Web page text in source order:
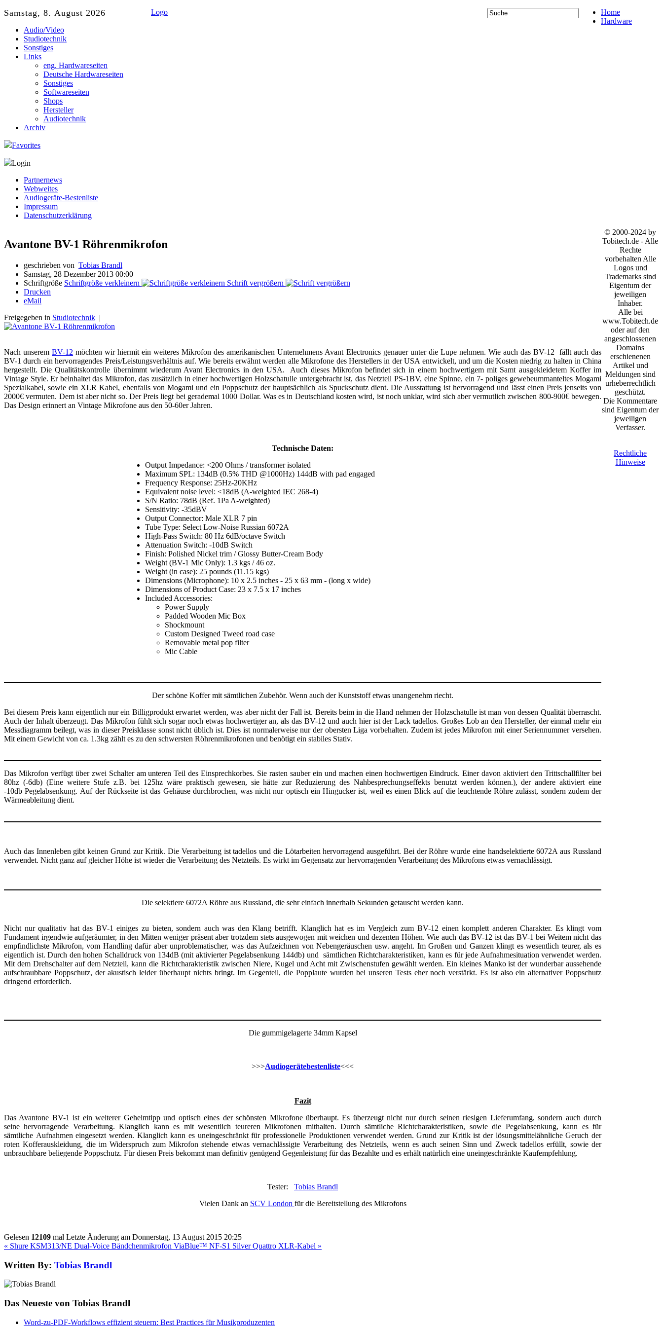
Samstag, 8. August 2026 Logo
Home
Hardware
Audio/Video
Studiotechnik
Sonstiges
Links
eng. Hardwareseiten
Deutsche Hardwareseiten
Sonstiges
Softwareseiten
Shops
Hersteller
Audiotechnik
Archiv
Favorites
Login
Partnernews
Webweites
Audiogeräte-Bestenliste
Impressum
Datenschutzerklärung
Avantone BV-1 Röhrenmikrofon
geschrieben von Tobias Brandl
Samstag, 28 Dezember 2013 00:00
Schriftgröße Schriftgröße verkleinern
Schrift vergrößern
Drucken
eMail
Freigegeben in Studiotechnik |
Nach unseremBV-12 möchten wir hiermit ein weiteres Mikrofon des amerikanischen Unternehmens Avant Electronics genauer unter die Lupe nehmen. Wie auch das BV-12 fällt auch das
BV-1 durch ein hervorragendes Preis/Leistungsverhältnis auf. Wie bereits erwähnt werden alle Mikrofone des Herstellers in der USA entwickelt, und um die Kosten niedrig zu halten in China
hergestellt. Die Qualitätskontrolle übernimmt wiederum Avant Electronics in den USA. Auch dieses Mikrofon befindet sich in einem hochwertigem mit Samt ausgekleidetem Koffer im
Vintage Style. Er beinhaltet das Mikrofon, das zusätzlich in einer hochwertigen Holzschatulle untergebracht ist, das Netzteil PS-1BV, eine Spinne, ein 7- poliges gewebeummanteltes Mogami
Spezialkabel, sowie ein XLR Kabel, ebenfalls von Mogami und ein Poppschutz der hauptsächlich als Spuckschutz dient. Die Ausstattung ist hervorragend und lässt einen Preis jenseits von
2000€ vermuten. Dem ist aber nicht so. Der Preis liegt bei gerademal 1000 Dollar. Was es in Deutschland kosten wird, ist noch unklar, wird sich aber vermutlich zwischen 800-900€ bewegen.
Das Design erinnert an Vintage Mikrofone aus den 50-60er Jahren.
Technische Daten:
Output Impedance: <200 Ohms / transformer isolated
Maximum SPL: 134dB (0.5% THD @1000Hz) 144dB with pad engaged
Frequency Response: 25Hz-20KHz
Equivalent noise level: <18dB (A-weighted IEC 268-4)
S/N Ratio: 78dB (Ref. 1Pa A-weighted)
Sensitivity: -35dBV
Output Connector: Male XLR 7 pin
Tube Type: Select Low-Noise Russian 6072A
High-Pass Switch: 80 Hz 6dB/octave Switch
Attenuation Switch: -10dB Switch
Finish: Polished Nickel trim / Glossy Butter-Cream Body
Weight (BV-1 Mic Only): 1.3 kgs / 46 oz.
Weight (in case): 25 pounds (11.15 kgs)
Dimensions (Microphone): 10 x 2.5 inches - 25 x 63 mm - (long x wide)
Dimensions of Product Case: 23 x 7.5 x 17 inches
Included Accessories:
Power Supply
Padded Wooden Mic Box
Shockmount
Custom Designed Tweed road case
Removable metal pop filter
Mic Cable
Der schöne Koffer mit sämtlichen Zubehör. Wenn auch der Kunststoff etwas unangenehm riecht.
Bei diesem Preis kann eigentlich nur ein Billigprodukt erwartet werden, was aber nicht der Fall ist. Bereits beim in die Hand nehmen der Holzschatulle ist man von dessen Qualität überrascht.
Auch der Inhalt überzeugt. Das Mikrofon fühlt sich sogar noch etwas hochwertiger an, als das BV-12 und auch hier ist der Lack tadellos. Großes Lob an den Hersteller, der einmal mehr ein
Messdiagramm beilegt, was in dieser Preisklasse sonst nicht üblich ist. Dies ist normalerweise nur der obersten Liga vorbehalten. Zudem ist jedes Mikrofon mit einer Seriennummer versehen.
Mit einem Gewicht von ca. 1.3kg zählt es zu den schwersten Röhrenmikrofonen und benötigt ein stabiles Stativ.
Das Mikrofon verfügt über zwei Schalter am unteren Teil des Einsprechkorbes. Sie rasten sauber ein und machen einen hochwertigen Eindruck. Einer davon aktiviert den Trittschallfilter bei
80hz (-6db) (Eine weitere Stufe z.B. bei 125hz wäre praktisch gewesen, sie hätte zur Reduzierung des Nahbesprechungseffekts benutzt werden können.), der andere aktiviert eine
-10db Pegelabsenkung. Auf der Rückseite ist das Gehäuse durchbrochen, was nicht nur optisch ein Hingucker ist, weil es einen Blick auf die leuchtende Röhre zulässt, sondern zudem der
Wärmeableitung dient.
Auch das Innenleben gibt keinen Grund zur Kritik. Die Verarbeitung ist tadellos und die Lötarbeiten hervorragend ausgeführt. Bei der Röhre wurde eine handselektierte 6072A aus Russland
verwendet. Nicht ganz auf gleicher Höhe ist wieder die Verarbeitung des Netzteils. Es wirkt im Gegensatz zur hervorragenden Verarbeitung des Mikrofons etwas vernachlässigt.
Die selektiere 6072A Röhre aus Russland, die sehr einfach innerhalb Sekunden getauscht werden kann.
Nicht nur qualitativ hat das BV-1 einiges zu bieten, sondern auch was den Klang betrifft. Klanglich hat es im Vergleich zum BV-12 einen komplett anderen Charakter. Es klingt vom
Fundament irgendwie aufgeräumter, in den Mitten weniger präsent aber trotzdem stets ausgewogen mit weichen und dezenten Höhen. Wie auch das BV-12 ist das BV-1 bei Weitem nicht das
empfindlichste Mikrofon, vom Handling dafür aber unproblematischer, was das Aufzeichnen von Nebengeräuschen usw. angeht. Im Großen und Ganzen klingt es wesentlich teurer, als es
eigentlich ist. Durch den hohen Schalldruck von 134dB (mit aktivierter Pegelabsenkung 144db) und sämtlichen Richtcharakteristiken, kann es für jede Aufnahmesituation verwendet werden.
Mit dem Drehschalter auf dem Netzteil, kann die Richtcharakteristik zwischen Niere, Kugel und Acht mit Zwischenstufen gewählt werden. Ein kleines Manko ist der wunderbar aussehende
aufschraubbare Poppschutz, der akustisch leider überhaupt nichts bringt. Im Gegenteil, die Popplaute wurden bei unseren Tests eher noch verstärkt. Es ist also ein alternativer Poppschutz
dringend erforderlich.
Die gummigelagerte 34mm Kapsel
>>>Audiogerätebestenliste<<<
Fazit
Das Avantone BV-1 ist ein weiterer Geheimtipp und optisch eines der schönsten Mikrofone überhaupt. Es überzeugt nicht nur durch seinen riesigen Lieferumfang, sondern auch durch
seine hervorragende Verarbeitung. Klanglich kann es mit wesentlich teureren Mikrofonen mithalten. Durch sämtliche Richtcharakteristiken, sowie die Pegelabsenkung, kann es für
sämtliche Aufnahmen eingesetzt werden. Klanglich kann es uneingeschränkt für professionelle Produktionen verwendet werden. Grund zur Kritik ist der lösungsmittelähnliche Geruch der
roten Kofferauskleidung, die im Widerspruch zum Mikrofon stehende etwas vernachlässigte Verarbeitung des Netzteils, wenn es auch seinen Sinn und Zweck tadellos erfüllt, sowie der
unbrauchbare beliegende Poppschutz. Für diesen Preis bekommt man definitiv genügend Gegenleistung für das Bezahlte und es erhält natürlich eine uneingeschränkte Kaufempfehlung.
Tester: Tobias Brandl
Vielen Dank an SCV London für die Bereitstellung des Mikrofons
Gelesen 12109 mal Letzte Änderung am Donnerstag, 13 August 2015 20:25
« Shure KSM313/NE Dual-Voice Bändchenmikrofon ViaBlue™ NF-S1 Silver Quattro XLR-Kabel »
Written By: Tobias Brandl
Das Neueste von Tobias Brandl
Word-zu-PDF-Workflows effizient steuern: Best Practices für Musikproduzenten
© 2000-2024 by
Tobitech.de - Alle
Rechte
vorbehalten Alle
Logos und
Trademarks sind
Eigentum der
jeweiligen
Inhaber.
Alle bei
www.Tobitech.de
oder auf den
angeschlossenen
Domains
erschienenen
Artikel und
Meldungen sind
urheberrechtlich
geschützt.
Die Kommentare
sind Eigentum der
jeweiligen
Verfasser.
Rechtliche
Hinweise